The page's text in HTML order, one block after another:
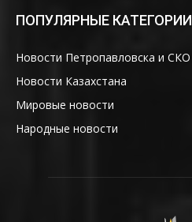
ПОПУЛЯРНЫЕ КАТЕГОРИИ
Новости Петропавловска и СКО
Новости Казахстана
Мировые новости
Народные новости